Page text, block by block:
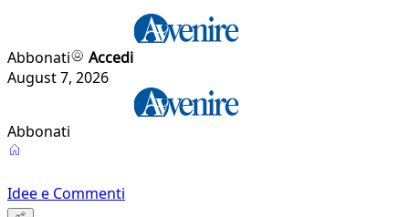
Abbonati
Accedi
August 7, 2026
Abbonati
Idee e Commenti